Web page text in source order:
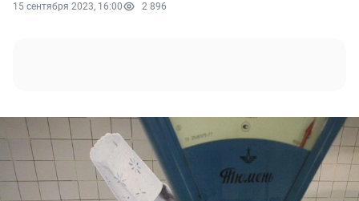
15 сентября 2023, 16:00 2 896